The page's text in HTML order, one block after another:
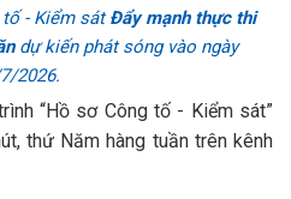
- Kiểm sátĐẩy mạnh thực thi
dự kiến phát sóng vào ngày
2026.
“Hồ sơ Công tố - Kiểm sát”
thứ Năm hàng tuần trên kênh